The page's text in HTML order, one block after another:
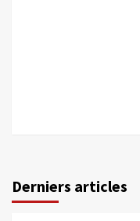
Derniers articles